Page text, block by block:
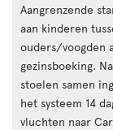
Aangrenzende
aan kinderen
ouders/voogden
gezinsboeking.
stoelen samen
het systeem 14
vluchten naar